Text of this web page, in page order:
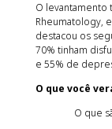
O levantamento
Rheumatology,
destacou os
70% tinham
e 55% de
O que você
O que